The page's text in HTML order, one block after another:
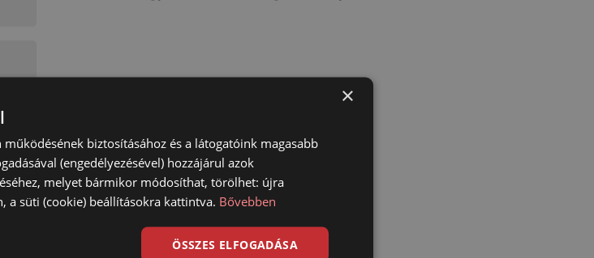
×
biztosításához és a látogatóink magasabb
(engedélyezésével) hozzájárul azok
melyet bármikor módosíthat, törölhet: újra
a süti (cookie) beállításokra kattintva. Bővebben
ÖSSZES ELFOGADÁSA